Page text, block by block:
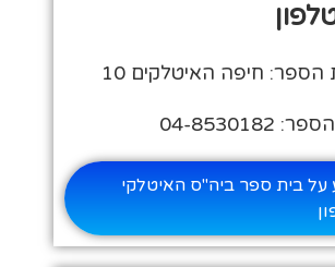
חיפה האיטלקים 10
8530182
בית ספר ביה"ס האיטלקי